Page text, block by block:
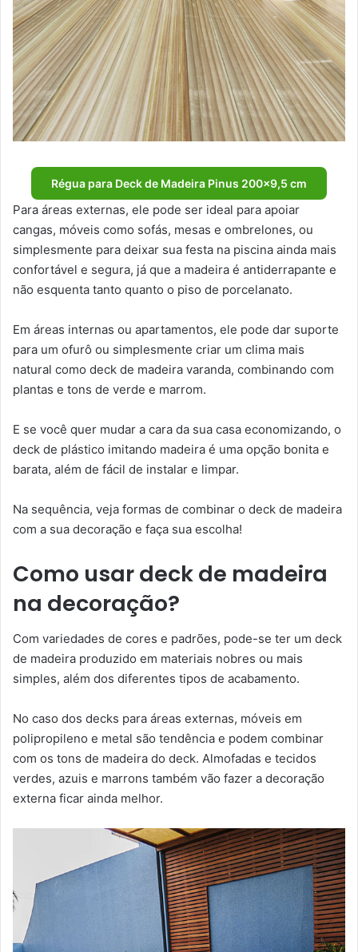
Régua para Deck de Madeira Pinus 200×9,5 cm
Para áreas externas, ele pode ser ideal para apoiar
cangas, móveis como sofás, mesas e ombrelones, ou
simplesmente para deixar sua festa na piscina ainda mais
confortável e segura, já que a madeira é antiderrapante e
não esquenta tanto quanto o piso de porcelanato.
Em áreas internas ou apartamentos, ele pode dar suporte
para um ofurô ou simplesmente criar um clima mais
natural como deck de madeira varanda, combinando com
plantas e tons de verde e marrom.
E se você quer mudar a cara da sua casa economizando, o
deck de plástico imitando madeira é uma opção bonita e
barata, além de fácil de instalar e limpar.
Na sequência, veja formas de combinar o deck de madeira
com a sua decoração e faça sua escolha!
Como usar deck de madeira
na decoração?
Com variedades de cores e padrões, pode-se ter um deck
de madeira produzido em materiais nobres ou mais
simples, além dos diferentes tipos de acabamento.
No caso dos decks para áreas externas, móveis em
polipropileno e metal são tendência e podem combinar
com os tons de madeira do deck. Almofadas e tecidos
verdes, azuis e marrons também vão fazer a decoração
externa ficar ainda melhor.